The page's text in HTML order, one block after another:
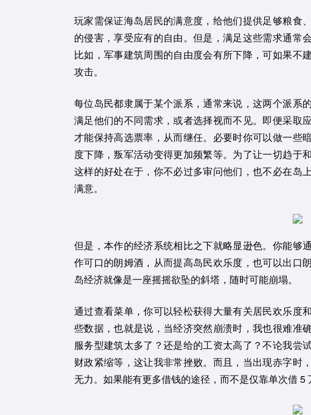
玩家需保证海岛居民的满意度，给他们提供足够粮食
的侵害，享受应有的自由。但是，满足这些需求通常
比如，军事建筑周围的自由度会有所下降，可如果不
攻击。
每位岛民都隶属于某个派系，通常来说，这两个派系
满足他们的不同需求，或者选择视而不见。即便采取
才能保持高选票率，从而继任。必要时你可以做一些
度下降，叛军活动变得更加频繁等。为了让一切趋于
这样的好处在于，你不必过多审问他们，也不必在岛
满意。
但是，本作的经济系统相比之下就略显逊色。你能够
作可口的朗姆酒，从而提高岛民欢乐度，也可以出口
岛经济就像是一座摇摇欲坠的斜塔，随时可能崩塌。
通过查看菜单，你可以轻松获得大量有关居民欢乐度
些数据，也就是说，当经济突然崩溃时，我也很难准
服务型建筑太多了？还是给的工资太高了？不论我尝
财政紧缩等，这让我非常挫败。而且，当出现赤字时
无力。如果能有更多借钱的途径，而不是仅靠单次借 5